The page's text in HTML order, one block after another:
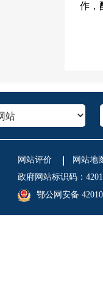
作，
网站评价
网站地
政府网站标识码：
鄂公网安备